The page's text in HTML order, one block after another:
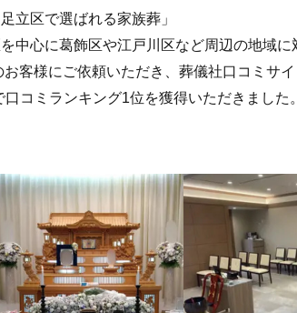
立区で選ばれる家族葬」
中心に葛飾区や江戸川区など周辺の地域に
客様にご依頼いただき、葬儀社口コミサ
コミランキング1位を獲得いただきました